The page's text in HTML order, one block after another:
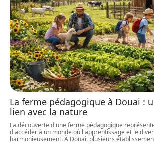
La ferme pédagogique à Douai :
lien avec la nature
La découverte d'une ferme pédagogique
d'accéder à un monde où l'apprentissage et le
harmonieusement. À Douai, plusieurs